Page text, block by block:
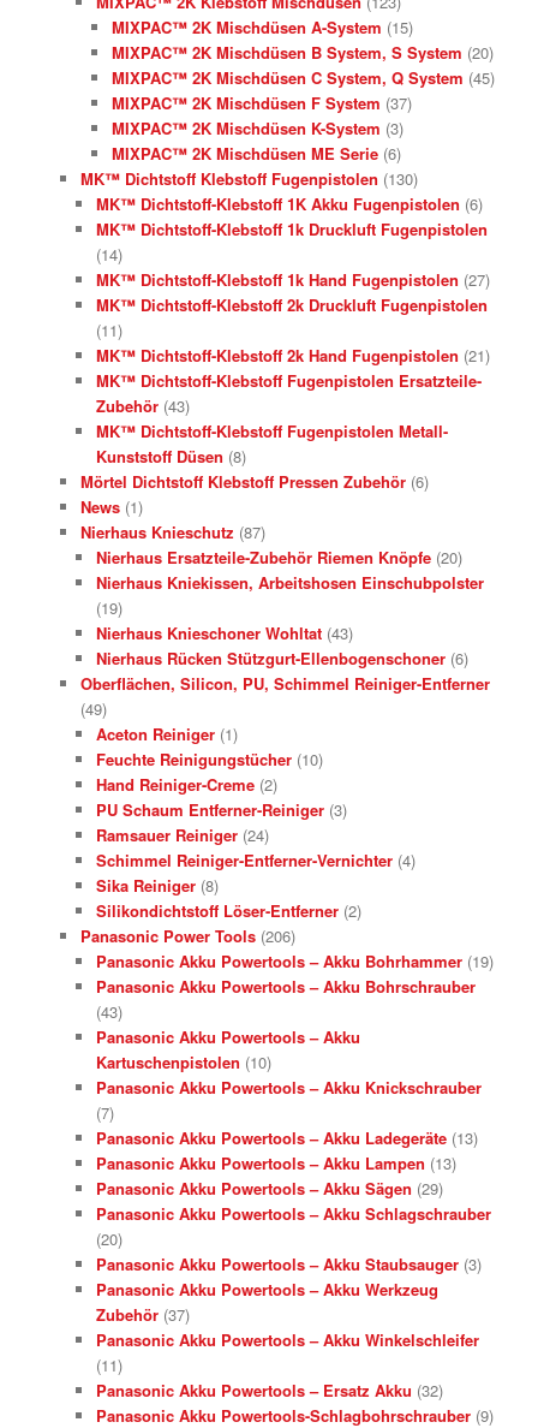
MIXPAC™ 2K Mischdüsen A-System (15)
MIXPAC™ 2K Mischdüsen B System, S System (20)
MIXPAC™ 2K Mischdüsen C System, Q System (45)
MIXPAC™ 2K Mischdüsen F System (37)
MIXPAC™ 2K Mischdüsen K-System (3)
MIXPAC™ 2K Mischdüsen ME Serie (6)
MK™ Dichtstoff Klebstoff Fugenpistolen (130)
MK™ Dichtstoff-Klebstoff 1K Akku Fugenpistolen (6)
MK™ Dichtstoff-Klebstoff 1k Druckluft Fugenpistolen
(14)
MK™ Dichtstoff-Klebstoff 1k Hand Fugenpistolen (27)
MK™ Dichtstoff-Klebstoff 2k Druckluft Fugenpistolen
(11)
MK™ Dichtstoff-Klebstoff 2k Hand Fugenpistolen (21)
MK™ Dichtstoff-Klebstoff Fugenpistolen Ersatzteile-
Zubehör (43)
MK™ Dichtstoff-Klebstoff Fugenpistolen Metall-
Kunststoff Düsen (8)
Mörtel Dichtstoff Klebstoff Pressen Zubehör (6)
News (1)
Nierhaus Knieschutz (87)
Nierhaus Ersatzteile-Zubehör Riemen Knöpfe (20)
Nierhaus Kniekissen, Arbeitshosen Einschubpolster
(19)
Nierhaus Knieschoner Wohltat (43)
Nierhaus Rücken Stützgurt-Ellenbogenschoner (6)
Oberflächen, Silicon, PU, Schimmel Reiniger-Entferner
(49)
Aceton Reiniger (1)
Feuchte Reinigungstücher (10)
Hand Reiniger-Creme (2)
PU Schaum Entferner-Reiniger (3)
Ramsauer Reiniger (24)
Schimmel Reiniger-Entferner-Vernichter (4)
Sika Reiniger (8)
Silikondichtstoff Löser-Entferner (2)
Panasonic Power Tools (206)
Panasonic Akku Powertools – Akku Bohrhammer (19)
Panasonic Akku Powertools – Akku Bohrschrauber
(43)
Panasonic Akku Powertools – Akku
Kartuschenpistolen (10)
Panasonic Akku Powertools – Akku Knickschrauber
(7)
Panasonic Akku Powertools – Akku Ladegeräte (13)
Panasonic Akku Powertools – Akku Lampen (13)
Panasonic Akku Powertools – Akku Sägen (29)
Panasonic Akku Powertools – Akku Schlagschrauber
(20)
Panasonic Akku Powertools – Akku Staubsauger (3)
Panasonic Akku Powertools – Akku Werkzeug
Zubehör (37)
Panasonic Akku Powertools – Akku Winkelschleifer
(11)
Panasonic Akku Powertools – Ersatz Akku (32)
Panasonic Akku Powertools-Schlagbohrschrauber (9)